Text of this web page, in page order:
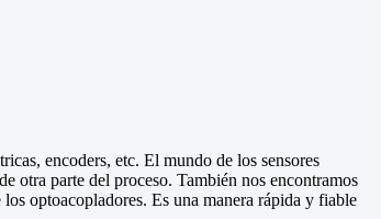
encoders, etc. El mundo de los sensores
otra parte del proceso. También nos encontramos
optoacopladores. Es una manera rápida y fiable